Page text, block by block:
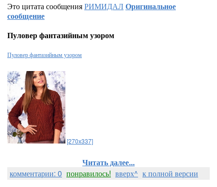
Это цитата сообщенияРИМИДАЛОригинальное
сообщение
Пуловер фантазийным узором
Пуловер фантазийным узором
[270x337]
Читать далее...
комментарии: 0 понравилось! вверх^ к полной версии